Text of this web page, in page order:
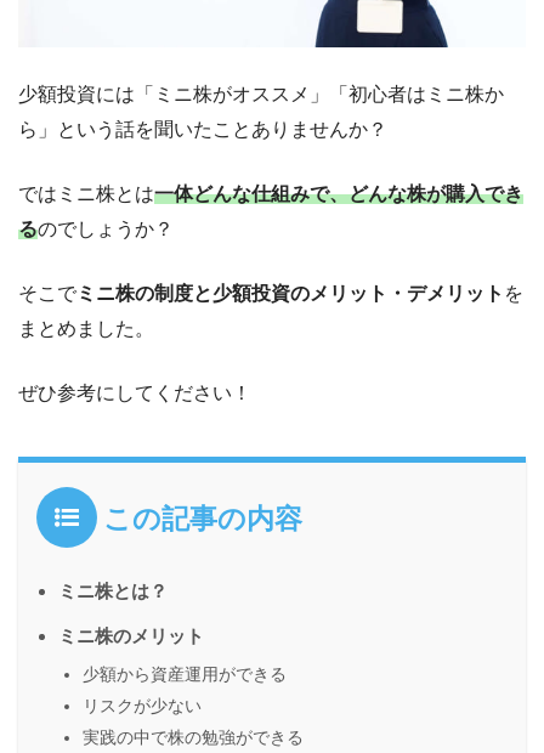
少額投資には「ミニ株がオススメ」「初心者はミニ株か
ら」という話を聞いたことありませんか？
ではミニ株とは一体どんな仕組みで、どんな株が購入でき
るのでしょうか？
そこでミニ株の制度と少額投資のメリット・デメリット を
まとめました。
ぜひ参考にしてください！
この記事の内容
ミニ株とは？
ミニ株のメリット
少額から資産運用ができる
リスクが少ない
実践の中で株の勉強ができる